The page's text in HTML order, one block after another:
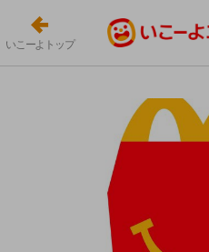
いこーよトップ